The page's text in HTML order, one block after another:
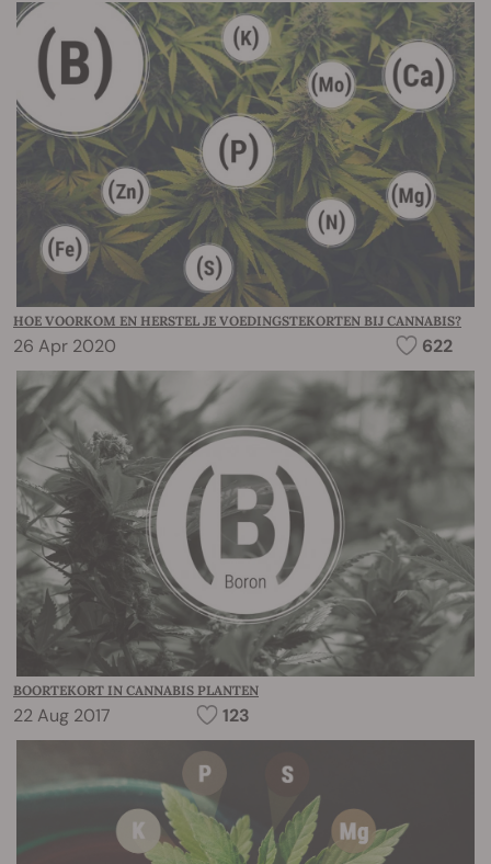
HOE VOORKOM EN HERSTEL JE VOEDINGSTEKORTEN BIJ CANNABIS?
26 Apr 2020 622
BOORTEKORT IN CANNABIS PLANTEN
22 Aug 2017 123